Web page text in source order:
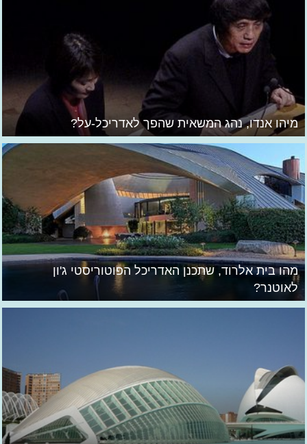
מיהו אנדו, נהג המשאית שהפך לאדריכל-על?
מהו בית אלרוד, שתכנן האדריכל הפוטוריסטי ג'ון
לאוטנר?